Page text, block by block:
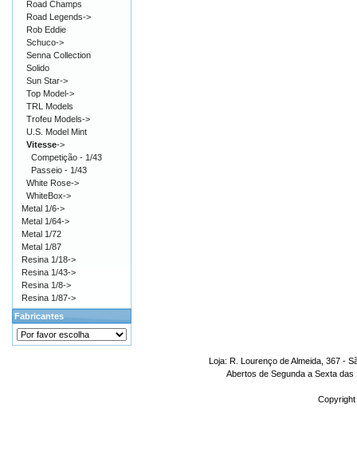
Road Champs
Road Legends->
Rob Eddie
Schuco->
Senna Collection
Solido
Sun Star->
Top Model->
TRL Models
Trofeu Models->
U.S. Model Mint
Vitesse->
Competição - 1/43
Passeio - 1/43
White Rose->
WhiteBox->
Metal 1/6->
Metal 1/64->
Metal 1/72
Metal 1/87
Resina 1/18->
Resina 1/43->
Resina 1/8->
Resina 1/87->
Fabricantes
Loja: R. Lourenço de Almeida, 367 -
Abertos de Segunda a Sexta